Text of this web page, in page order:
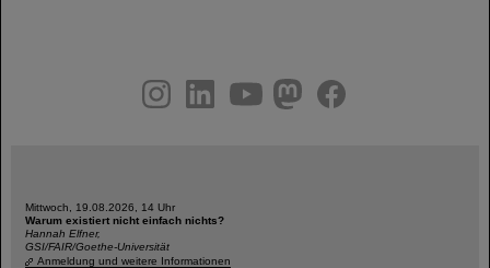
youtubehelmholtz.socialfacebook
Mittwoch, 19.08.2026, 14 Uhr
Warum existiert nicht einfach nichts?
Hannah Elfner,
GSI/FAIR/Goethe-Universität
Anmeldung und weitere Informationen